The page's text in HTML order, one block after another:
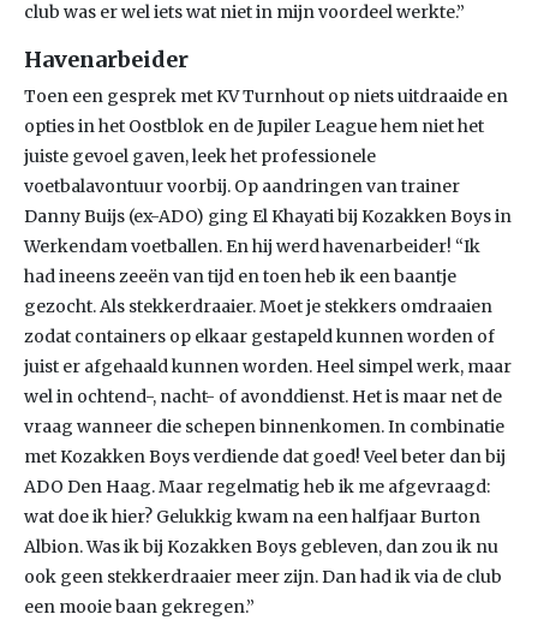
club was er wel iets wat niet in mijn voordeel werkte.”
Havenarbeider
Toen een gesprek met KV Turnhout op niets uitdraaide en
opties in het Oostblok en de Jupiler League hem niet het
juiste gevoel gaven, leek het professionele
voetbalavontuur voorbij. Op aandringen van trainer
Danny Buijs (ex-ADO) ging El Khayati bij Kozakken Boys in
Werkendam voetballen. En hij werd havenarbeider! “Ik
had ineens zeeën van tijd en toen heb ik een baantje
gezocht. Als stekkerdraaier. Moet je stekkers omdraaien
zodat containers op elkaar gestapeld kunnen worden of
juist er afgehaald kunnen worden. Heel simpel werk, maar
wel in ochtend-, nacht- of avonddienst. Het is maar net de
vraag wanneer die schepen binnenkomen. In combinatie
met Kozakken Boys verdiende dat goed! Veel beter dan bij
ADO Den Haag. Maar regelmatig heb ik me afgevraagd:
wat doe ik hier? Gelukkig kwam na een halfjaar Burton
Albion. Was ik bij Kozakken Boys gebleven, dan zou ik nu
ook geen stekkerdraaier meer zijn. Dan had ik via de club
een mooie baan gekregen.”